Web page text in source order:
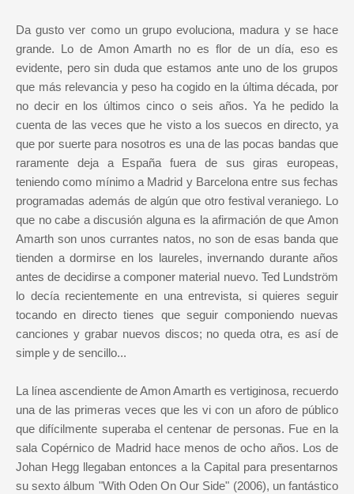
Da gusto ver como un grupo evoluciona, madura y se hace
grande. Lo de Amon Amarth no es flor de un día, eso es
evidente, pero sin duda que estamos ante uno de los grupos
que más relevancia y peso ha cogido en la última década, por
no decir en los últimos cinco o seis años. Ya he pedido la
cuenta de las veces que he visto a los suecos en directo, ya
que por suerte para nosotros es una de las pocas bandas que
raramente deja a España fuera de sus giras europeas,
teniendo como mínimo a Madrid y Barcelona entre sus fechas
programadas además de algún que otro festival veraniego. Lo
que no cabe a discusión alguna es la afirmación de que Amon
Amarth son unos currantes natos, no son de esas banda que
tienden a dormirse en los laureles, invernando durante años
antes de decidirse a componer material nuevo. Ted Lundström
lo decía recientemente en una entrevista, si quieres seguir
tocando en directo tienes que seguir componiendo nuevas
canciones y grabar nuevos discos; no queda otra, es así de
simple y de sencillo...
La línea ascendiente de Amon Amarth es vertiginosa, recuerdo
una de las primeras veces que les vi con un aforo de público
que difícilmente superaba el centenar de personas. Fue en la
sala Copérnico de Madrid hace menos de ocho años. Los de
Johan Hegg llegaban entonces a la Capital para presentarnos
su sexto álbum "With Oden On Our Side" (2006), un fantástico